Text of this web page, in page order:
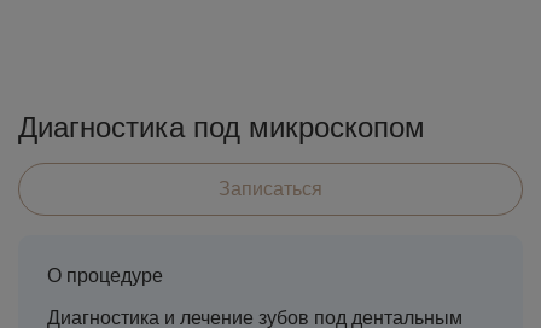
Диагностика под микроскопом
Записаться
О процедуре
Диагностика и лечение зубов под дентальным